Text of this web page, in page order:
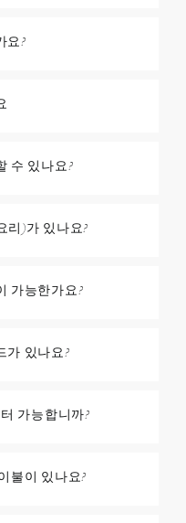
요?
수 있나요?
리)가 있나요?
가능한가요?
가 있나요?
가능합니까?
불이 있나요?